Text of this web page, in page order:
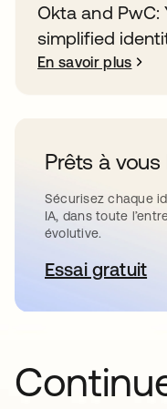
Okta and
simplified
En savoir plus
Prêts à
Sécurisez chaque
IA, dans toute
évolutive.
Essai gratuit
s’ouvre